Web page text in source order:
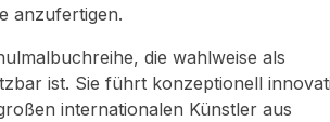
anzufertigen.
die wahlweise als
ist. Sie führt konzeptionell
internationalen Künstler aus